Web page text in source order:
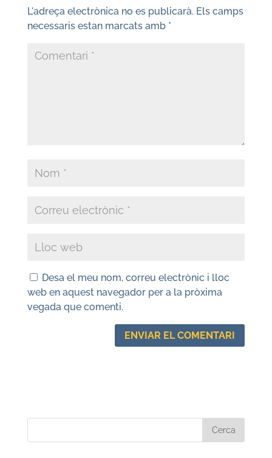
L'adreça electrònica no es publicarà. Els camps
necessaris estan marcats amb *
Desa el meu nom, correu electrònic i lloc
web en aquest navegador per a la pròxima
vegada que comenti.